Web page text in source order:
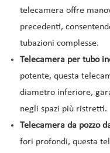
telecamera offre
precedenti,
tubazioni complesse.
Telecamera per tubo
potente, questa
diametro inferiore,
negli spazi più ristretti.
Telecamera da pozzo
fori profondi, questa